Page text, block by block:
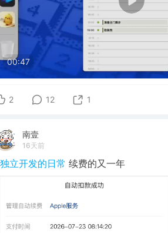
00:47
2 12 1
南壹
16天前
立开发的日常 续费的又一年